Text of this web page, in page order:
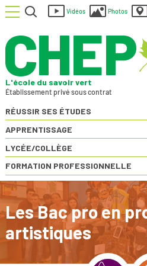
Menu Rechercher
Vidéos Photos
L'école du savoir vert
Établissement privé sous contrat
RÉUSSIR SES ÉTUDES
APPRENTISSAGE
LYCÉE/COLLÈGE
FORMATION PROFESSIONNELLE
Les Bac pro en
artistiques